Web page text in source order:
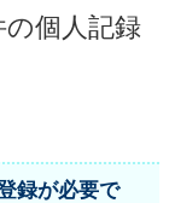
個人記録
録が必要で